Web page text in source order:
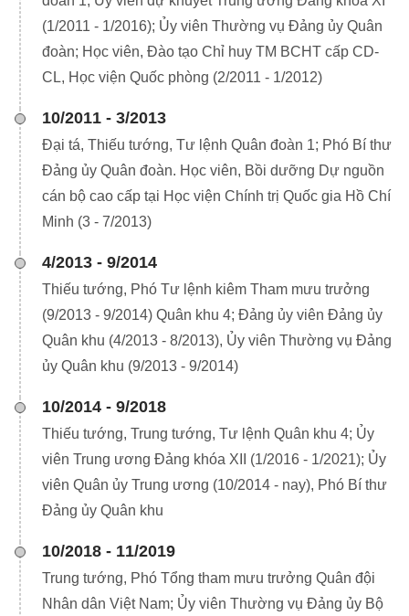
(1/2011 - 1/2016); Ủy viên Thường vụ Đảng ủy Quân
đoàn; Học viên, Đào tạo Chỉ huy TM BCHT cấp CD-
CL, Học viện Quốc phòng (2/2011 - 1/2012)
10/2011 - 3/2013
Đại tá, Thiếu tướng, Tư lệnh Quân đoàn 1; Phó Bí thư
Đảng ủy Quân đoàn. Học viên, Bồi dưỡng Dự nguồn
cán bộ cao cấp tại Học viện Chính trị Quốc gia Hồ Chí
Minh (3 - 7/2013)
4/2013 - 9/2014
Thiếu tướng, Phó Tư lệnh kiêm Tham mưu trưởng
(9/2013 - 9/2014) Quân khu 4; Đảng ủy viên Đảng ủy
Quân khu (4/2013 - 8/2013), Ủy viên Thường vụ Đảng
ủy Quân khu (9/2013 - 9/2014)
10/2014 - 9/2018
Thiếu tướng, Trung tướng, Tư lệnh Quân khu 4; Ủy
viên Trung ương Đảng khóa XII (1/2016 - 1/2021); Ủy
viên Quân ủy Trung ương (10/2014 - nay), Phó Bí thư
Đảng ủy Quân khu
10/2018 - 11/2019
Trung tướng, Phó Tổng tham mưu trưởng Quân đội
Nhân dân Việt Nam; Ủy viên Thường vụ Đảng ủy Bộ